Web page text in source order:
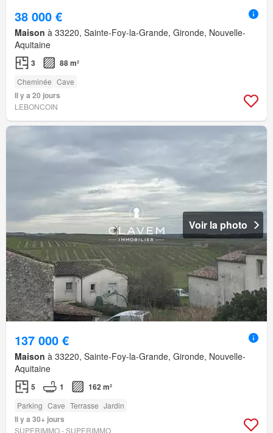
38 000 €
Maison à 33220, Sainte-Foy-la-Grande, Gironde, Nouvelle-
Aquitaine
3 88 m²
Cheminée Cave
Il y a 20 jours
LEBONCOIN
Voir la photo
137 000 €
Maison à 33220, Sainte-Foy-la-Grande, Gironde, Nouvelle-
Aquitaine
5 1 162 m²
Parking Cave Terrasse Jardin
Il y a 30+ jours
SUPERIMMO - SUPERIMMO